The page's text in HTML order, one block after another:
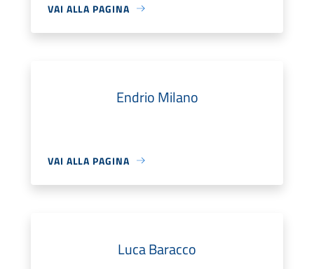
VAI ALLA PAGINA
Endrio Milano
VAI ALLA PAGINA
Luca Baracco